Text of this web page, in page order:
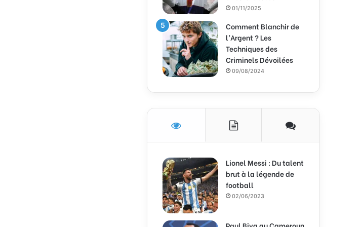
01/11/2025
Comment Blanchir de
l’Argent ? Les
Techniques des
Criminels Dévoilées
09/08/2024
Lionel Messi : Du talent
brut à la légende de
football
02/06/2023